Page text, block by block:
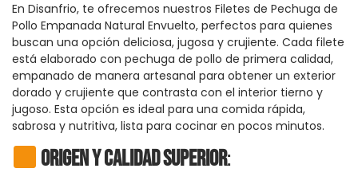
En Disanfrio, te ofrecemos nuestros Filetes de Pechuga de
Pollo Empanada Natural Envuelto, perfectos para quienes
buscan una opción deliciosa, jugosa y crujiente. Cada filete
está elaborado con pechuga de pollo de primera calidad,
empanado de manera artesanal para obtener un exterior
dorado y crujiente que contrasta con el interior tierno y
jugoso. Esta opción es ideal para una comida rápida,
sabrosa y nutritiva, lista para cocinar en pocos minutos.
Origen y Calidad Superior: